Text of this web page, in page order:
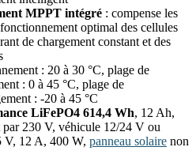
MPPT intégré : compense les
optimal des cellules
de chargement constant et des
: 20 à 30 °C, plage de
: 0 à 45 °C, plage de
: -20 à 45 °C
LiFePO4 614,4 Wh, 12 Ah,
230 V, véhicule 12/24 V ou
V, 12 A, 400 W, panneau solaire non